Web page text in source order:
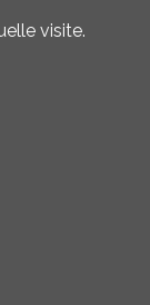
visite.